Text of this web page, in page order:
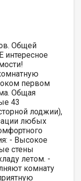
Общей
первом
Общая
43
лоджии),
любых
- Высокое
стены
летом. -
комнату